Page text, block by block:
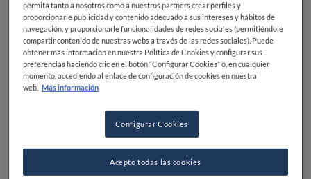
Lewis Hamilton, cenando con
amigos de toda la vida. Descubre
como una simple pregunta
convierte una comida en un
momento inolvidable
DESCUBRE MÁS
permita tanto a nosotros como a nuestros partners crear perfiles y
proporcionarle publicidad y contenido adecuado a sus intereses y hábitos de
navegación, y proporcionarle funcionalidades de redes sociales (permitiéndole
compartir contenido de nuestras webs a través de las redes sociales). Puede
obtener más información en nuestra Política de Cookies y configurar sus
preferencias haciendo clic en el botón “Configurar Cookies” o, en cualquier
momento, accediendo al enlace de configuración de cookies en nuestra
web. Más información
Configurar Cookies
Acepto todas las cookies